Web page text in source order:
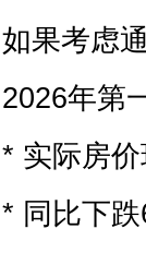
如果考虑
2026年第
* 实际房
* 同比下